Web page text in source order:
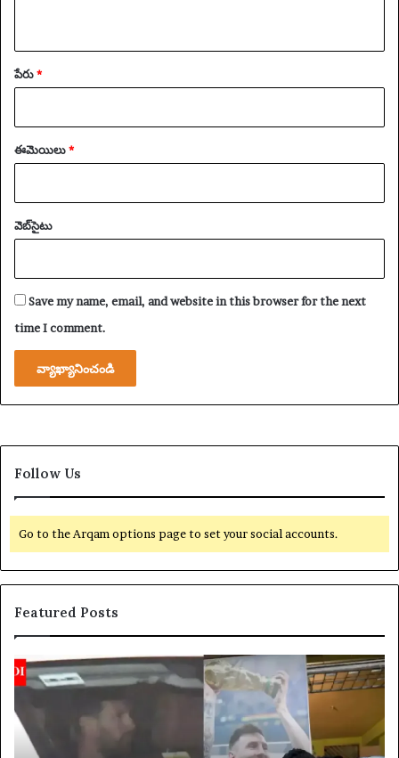
పేరు*
ఈమెయిలు*
వెబ్‌సైటు
Save my name, email, and website in this browser for the next
time I comment.
Follow Us
Go to the Arqam options page to set your social accounts.
Featured Posts
లి
యో
ల్
మె